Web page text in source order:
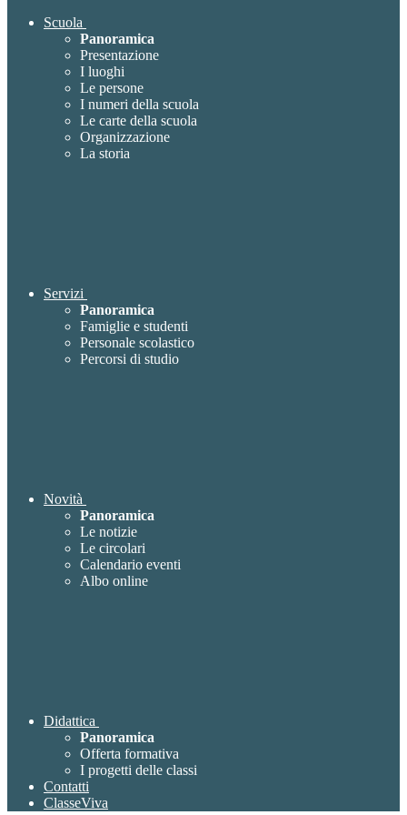
Scuola
Panoramica
Presentazione
I luoghi
Le persone
I numeri della scuola
Le carte della scuola
Organizzazione
La storia
Servizi
Panoramica
Famiglie e studenti
Personale scolastico
Percorsi di studio
Novità
Panoramica
Le notizie
Le circolari
Calendario eventi
Albo online
Didattica
Panoramica
Offerta formativa
I progetti delle classi
Contatti
ClasseViva